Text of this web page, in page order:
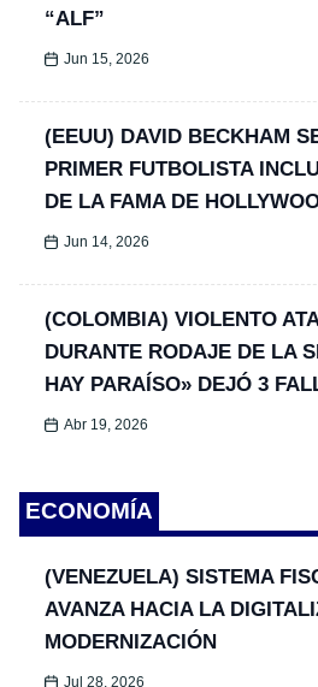
“ALF”
Jun 15, 2026
(EEUU) DAVID BECKHAM
PRIMER FUTBOLISTA
DE LA FAMA DE
Jun 14, 2026
(COLOMBIA) VIOLENTO
DURANTE RODAJE DE LA
HAY PARAÍSO» DEJÓ 3
Abr 19, 2026
ECONOMÍA
(VENEZUELA) SISTEMA
AVANZA HACIA LA
MODERNIZACIÓN
Jul 28, 2026